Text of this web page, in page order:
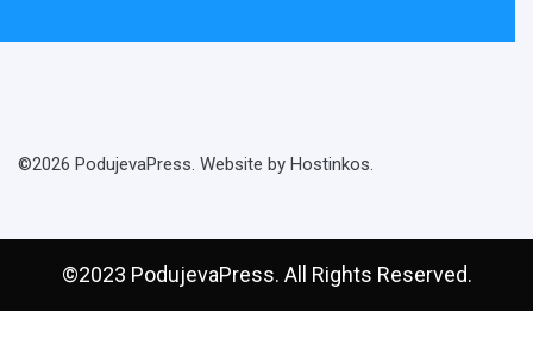
©2026 PodujevaPress. Website by Hostinkos.
©2023 PodujevaPress. All Rights Reserved.